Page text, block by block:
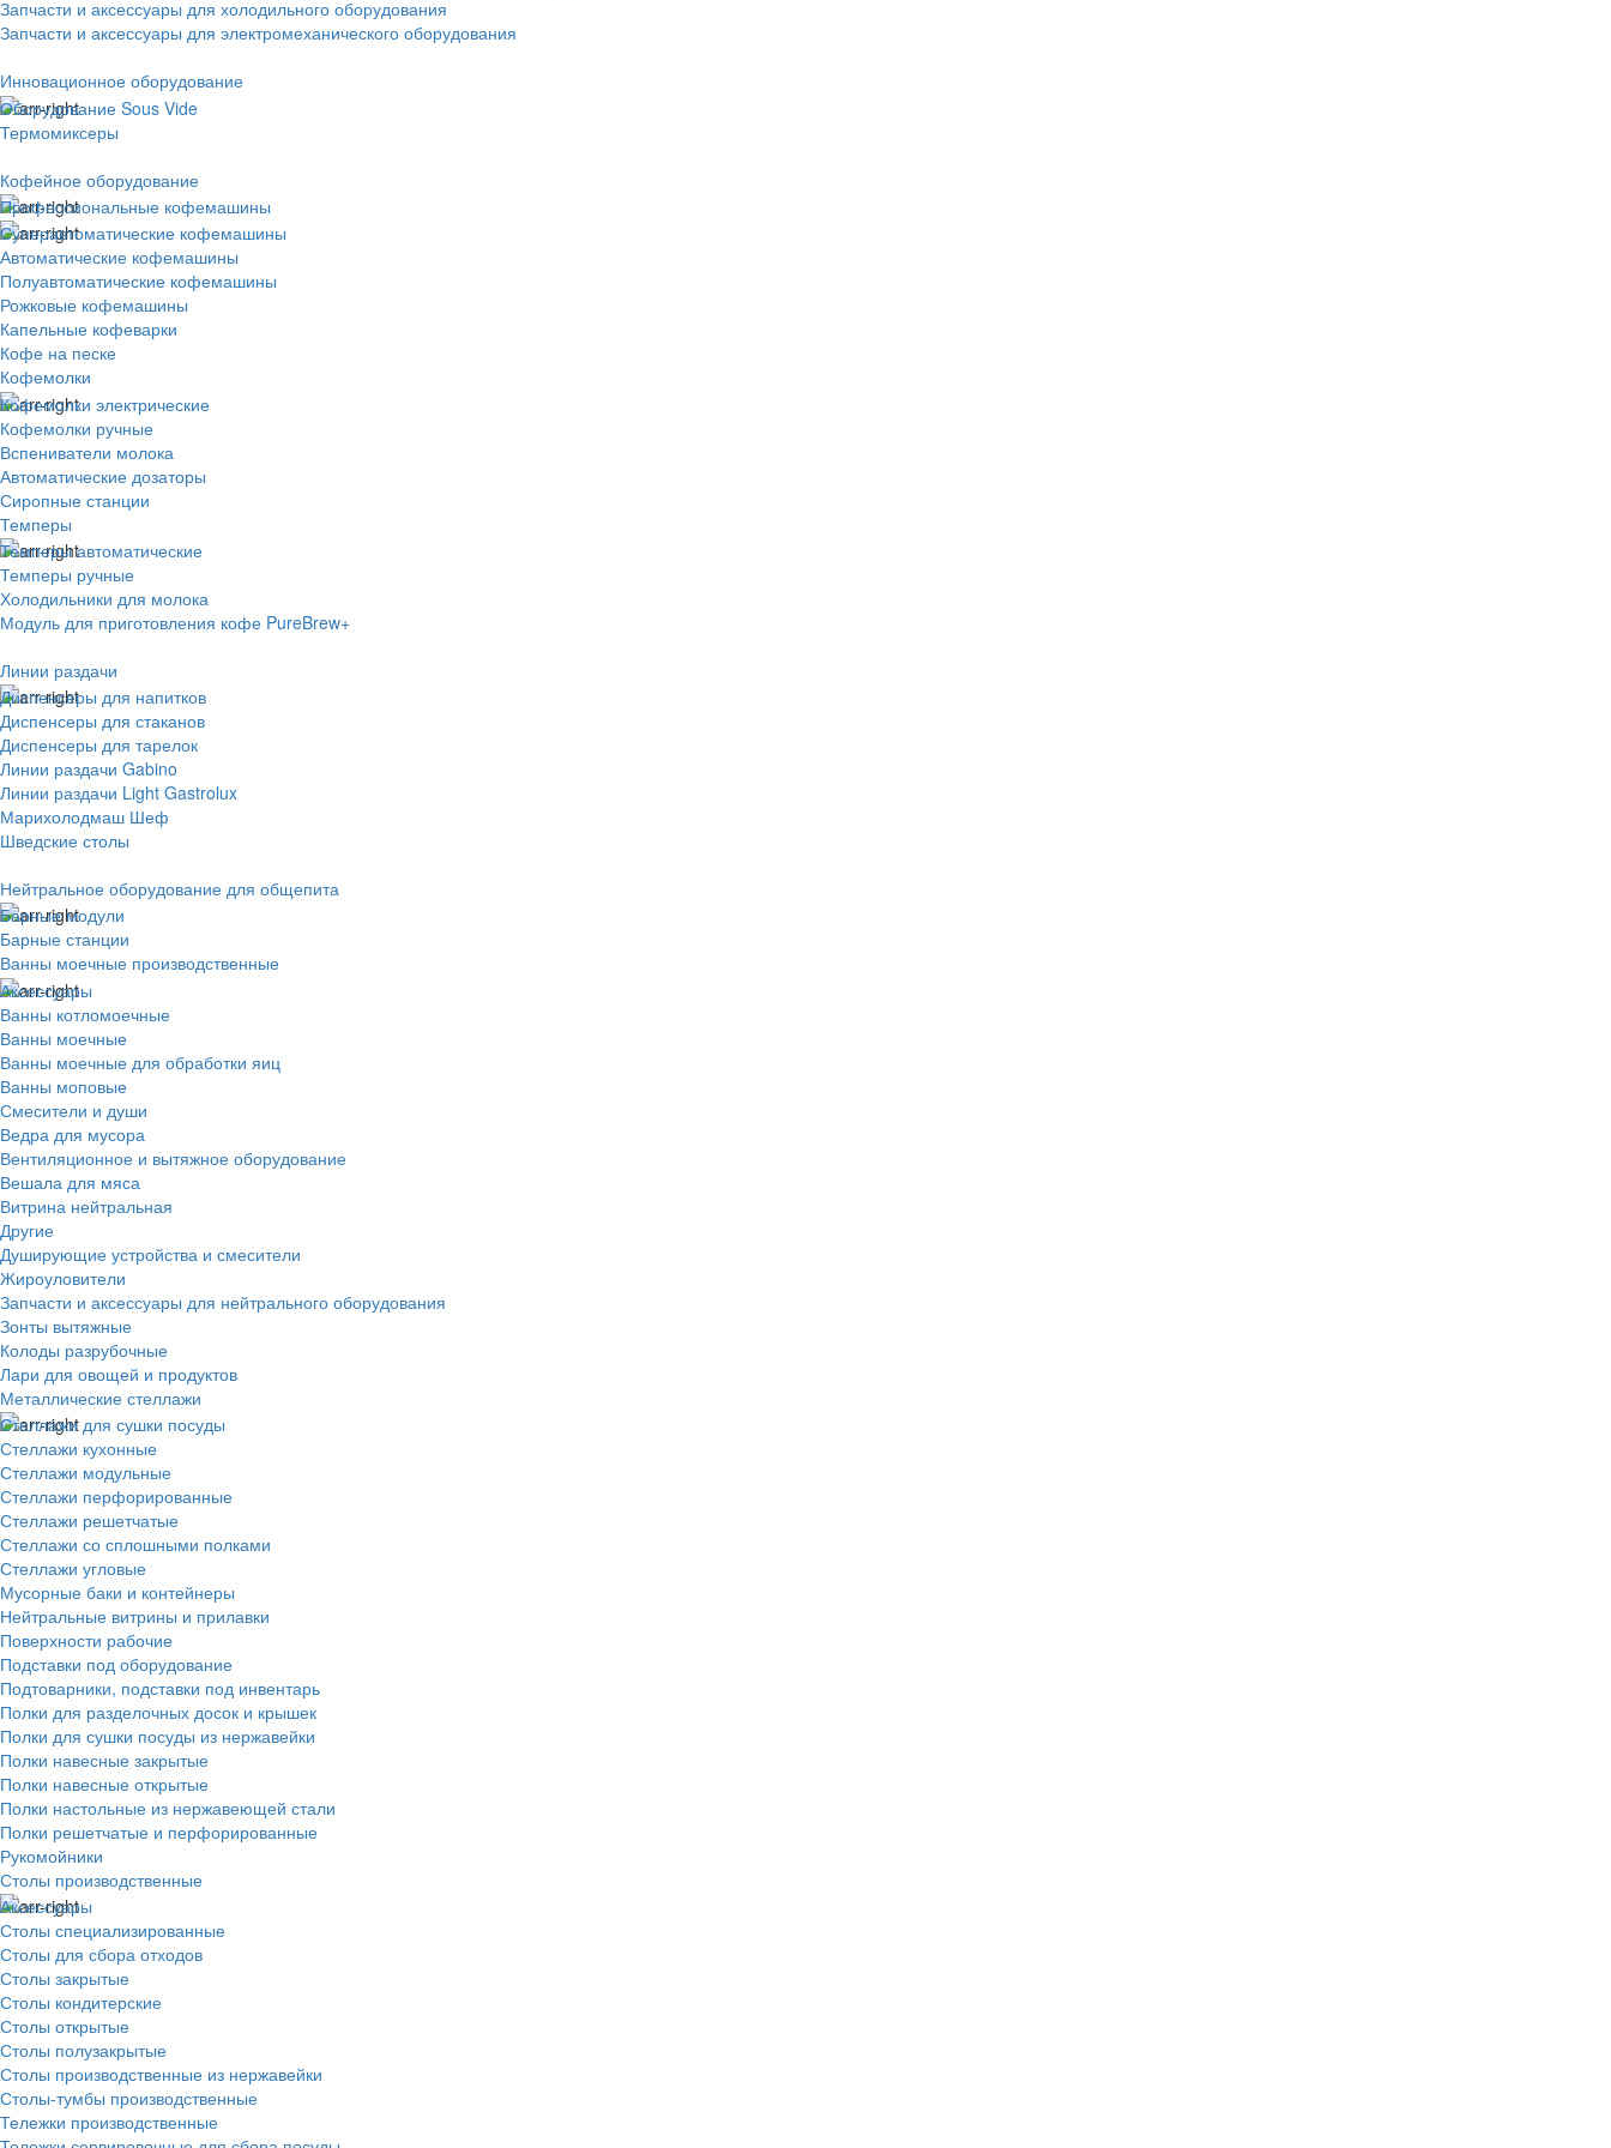
Запчасти и аксессуары для холодильного оборудования
Запчасти и аксессуары для электромеханического оборудования
Инновационное оборудование
Оборудование Sous Vide
Термомиксеры
Кофейное оборудование
Профессиональные кофемашины
Суперавтоматические кофемашины
Автоматические кофемашины
Полуавтоматические кофемашины
Рожковые кофемашины
Капельные кофеварки
Кофе на песке
Кофемолки
Кофемолки электрические
Кофемолки ручные
Вспениватели молока
Автоматические дозаторы
Сиропные станции
Темперы
Темперы автоматические
Темперы ручные
Холодильники для молока
Модуль для приготовления кофе PureBrew+
Линии раздачи
Диспенсеры для напитков
Диспенсеры для стаканов
Диспенсеры для тарелок
Линии раздачи Gabino
Линии раздачи Light Gastrolux
Марихолодмаш Шеф
Шведские столы
Нейтральное оборудование для общепита
Барные модули
Барные станции
Ванны моечные производственные
Аксессуары
Ванны котломоечные
Ванны моечные
Ванны моечные для обработки яиц
Ванны моповые
Смесители и души
Ведра для мусора
Вентиляционное и вытяжное оборудование
Вешала для мяса
Витрина нейтральная
Другие
Душирующие устройства и смесители
Жироуловители
Запчасти и аксессуары для нейтрального оборудования
Зонты вытяжные
Колоды разрубочные
Лари для овощей и продуктов
Металлические стеллажи
Стеллажи для сушки посуды
Стеллажи кухонные
Стеллажи модульные
Стеллажи перфорированные
Стеллажи решетчатые
Стеллажи со сплошными полками
Стеллажи угловые
Мусорные баки и контейнеры
Нейтральные витрины и прилавки
Поверхности рабочие
Подставки под оборудование
Подтоварники, подставки под инвентарь
Полки для разделочных досок и крышек
Полки для сушки посуды из нержавейки
Полки навесные закрытые
Полки навесные открытые
Полки настольные из нержавеющей стали
Полки решетчатые и перфорированные
Рукомойники
Столы производственные
Аксессуары
Столы специализированные
Столы для сбора отходов
Столы закрытые
Столы кондитерские
Столы открытые
Столы полузакрытые
Столы производственные из нержавейки
Столы-тумбы производственные
Тележки производственные